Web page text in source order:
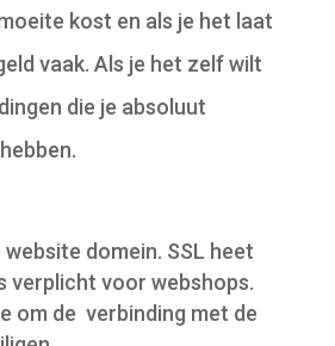
kost en als je het laat
vaak. Als je het zelf wilt
die je absoluut
domein. SSL heet
verplicht voor webshops.
om de verbinding met de